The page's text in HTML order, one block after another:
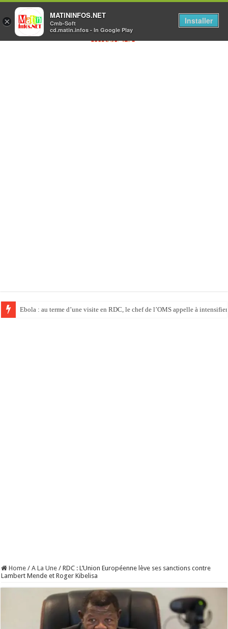
Ebola : au terme d’une visite en RDC, le chef de l’OMS appelle à
Home / A La Une / RDC : L’Union Européenne lève ses sanctions contre
Lambert Mende et Roger Kibelisa
×
MATININFOS.NET
Cmb-Soft
cd.matin.infos - In Google Play
Installer